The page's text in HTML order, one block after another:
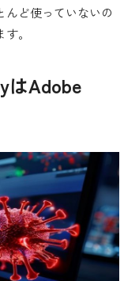
ど使っていないの
。
はAdobe